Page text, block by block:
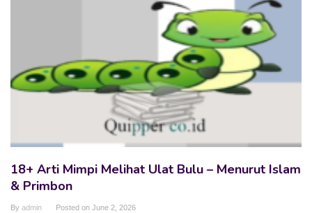
18+ Arti Mimpi Melihat Ulat Bulu – Menurut Islam
& Primbon
By admin Posted on June 2, 2026